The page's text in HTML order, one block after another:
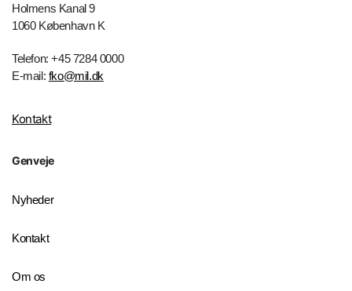
Holmens Kanal 9
1060 København K
Telefon: +45 7284 0000
E-mail: fko@mil.dk
Kontakt
Genveje
Nyheder
Kontakt
Om os